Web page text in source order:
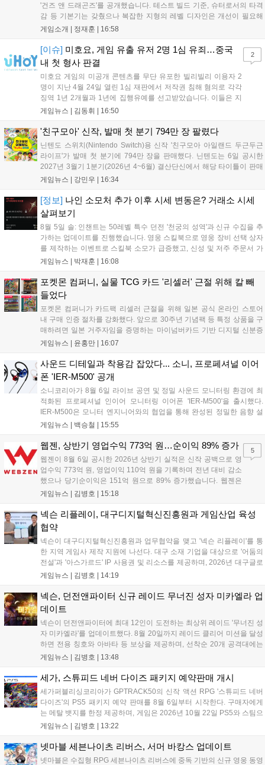
'건즈 앤 드래곤즈'를 공개했습니다. 테스트 빌드 기준, 슈터로서의 타격
감 등 기본기는 갖췄으나 복잡한 지형의 레벨 디자인은 개선이 필요해
보입니다. 또한, 성장 트랙의 과도한 분절과 무기 다양성 부족 등 로그라
추가 등을 통해 게임성을 다듬어 경쟁력을 확보할 계획입니다....
게임소개 | 정재훈 | 16:58
[이슈] 미호요, 게임 유출 유저 2명 1심 유죄…중국
내 첫 형사 판결
미호요 게임의 미공개 콘텐츠를 무단 유포한 빌리빌리 이용자 2
명이 지난 4월 24일 열린 1심 재판에서 저작권 침해 혐의로 각각
징역 1년 2개월과 1년에 집행유예를 선고받았습니다. 이들은 지
난해 7월부터 원신 등 주요 게임의 영상을 유포해 60만 회 이상의
이후 중국 내 첫 형사사건임을 강조하며 향후 무단 유출에 강경
게임뉴스 | 김동휘 | 16:50
2
'친구모아' 신작, 발매 첫 분기 794만 장 팔렸다
닌텐도 스위치(Nintendo Switch)용 신작 '친구모아 아일랜드 두근두근
라이프'가 발매 첫 분기에 794만 장을 판매했다. 닌텐도는 6일 공시한
2027년 3월기 1분기(2026년 4~6월) 결산단신에서 해당 타이틀이 판매
를 크게 늘렸다고 밝혔다. 4월 16일 발매된 이 작품은 약 2개월 반 만에
게임뉴스 | 강민우 | 16:34
[정보] 나인 소모처 추가 이후 시세 변동은? 거래소 시세
살펴보기
8월 5일 솔: 인챈트는 50레벨 특수 던전 '천궁의 성역'과 신규 수집을 추
가하는 업데이트를 진행했습니다. 영웅 스킬북으로 영웅 장비 선택 상자
를 제작하는 이벤트로 스킬북 소모가 급증했고, 신성 및 저주 주문서 가
격은 소폭 상승했습니다. 나인 코어 시세는 보합세를 유지 중이며, 신의
수요는 늘었으나 일반 재료는 현상을 유지하고 있으며, 영웅 등급 장비
와 무기는 서버별로 등락을 보이고 있습니다....
게임뉴스 | 박재훈 | 16:08
포켓몬 컴퍼니, 실물 TCG 카드 '리셀러' 근절 위해 칼 빼
들었다
포켓몬 컴퍼니가 카드팩 리셀러 근절을 위해 일본 공식 온라인 스토어
내 구매 인증 절차를 강화했다. 앞으로 30주년 기념팩 등 특정 상품을 구
매하려면 일본 거주자임을 증명하는 마이넘버카드 기반 디지털 신분증
이 필수다. 해당 상품들은 온라인 추첨제로만 판매되며, 이번 조치는 과
러한 정책이 시장 물량 안정화에 어떤 영향을 미칠지 업계의 이목이 쏠
리고 있다....
게임뉴스 | 윤홍만 | 16:07
사운드 디테일과 착용감 잡았다... 소니, 프로페셔널 이어
폰 'IER-M500' 공개
소니코리아가 8월 6일 라이브 공연 및 정밀 사운드 모니터링 환경에 최
적화된 프로페셔널 인이어 모니터링 이어폰 'IER-M500'을 출시했다.
IER-M500은 모니터 엔지니어와의 협업을 통해 완성된 정밀한 음향 설
계와 뛰어난 수동 차음 성능을 갖춰, 외부 소음이 많은 환경에서도 디테
피팅 서포터를 적용해 장시간 착용 시에도 안정적이고 편안한 환경을 제
게임뉴스 | 백승철 | 15:55
웹젠, 상반기 영업수익 773억 원…순이익 89% 증가
웹젠이 8월 6일 공시한 2026년 상반기 실적은 신작 공백으로 영
업수익 773억 원, 영업이익 110억 원을 기록하며 전년 대비 감소
했으나 당기순이익은 151억 원으로 89% 증가했습니다. 웹젠은
하반기부터 신작 공세를 예고하며 전략게임 '프로젝트 D1'의 정보
또한 '테르비스'는 일본 코미케에 출품하며 해외 시장 공략을 강화
합니다. 김태영 대표는 내년 신작 출시를 위해 하반기 적극적인
사업 일정을 추진하고 주주가치 제고에 힘쓰겠다고 밝혔습니
다....
게임뉴스 | 김병호 | 15:18
5
넥슨 리플레이, 대구디지털혁신진흥원과 게임산업 육성
협약
넥슨이 대구디지털혁신진흥원과 업무협약을 맺고 '넥슨 리플레이'를 통
한 지역 게임사 제작 지원에 나선다. 대구 소재 기업을 대상으로 '어둠의
전설'과 '아스가르드' IP 사용권 및 리소스를 제공하며, 2026년 대구글로
벌게임센터 제작지원 사업으로 추진된다. 넥슨은 심사에 직접 참여해 완
장을 위한 협력을 지속 확대해 나갈 방침이다....
게임뉴스 | 김병호 | 14:19
넥슨, 던전앤파이터 신규 레이드 무너진 성자 미카엘라 업
데이트
넥슨이 던전앤파이터에 최대 12인이 도전하는 최상위 레이드 '무너진 성
자 미카엘라'를 업데이트했다. 8월 20일까지 레이드 클리어 미션을 달성
하면 전용 칭호와 아바타 등 보상을 제공하며, 선착순 20개 공격대에는
명예 보상을 지급한다. 또한 9월 10일까지 서비스 21주년 기념 이벤트가
임인 아라드 수족관 메이커를 통해 다양한 아이템을 교환할 수 있다. 상
게임뉴스 | 김병호 | 13:48
세가, 스튜피드 네버 다이즈 패키지 예약판매 개시
세가퍼블리싱코리아가 GPTRACK50의 신작 액션 RPG '스튜피드 네버
다이즈'의 PS5 패키지 예약 판매를 8월 6일부터 시작한다. 구매자에게
는 메탈 뱃지를 한정 제공하며, 게임은 2026년 10월 22일 PS5와 스팀으
로 정식 출시된다. 좀비 주인공 데이비가 보디 해킹과 스타일 이트 능력
럭스판 등 다양한 에디션도 함께 발매될 예정이다....
게임뉴스 | 김병호 | 13:22
넷마블 세븐나이츠 리버스, 서머 바캉스 업데이트
넷마블은 수집형 RPG 세븐나이츠 리버스에 중독 기반의 신규 영웅 동영